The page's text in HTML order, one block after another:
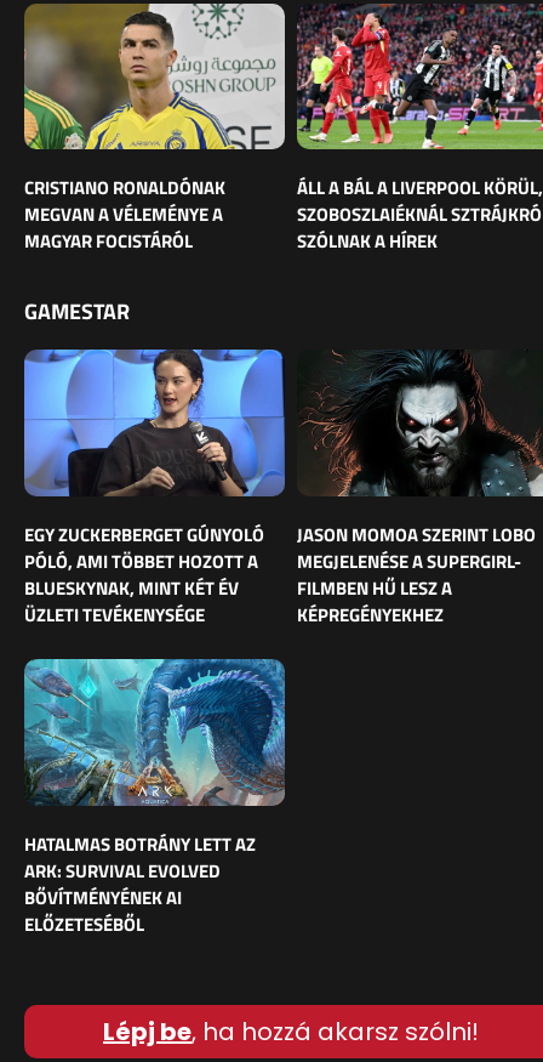
CRISTIANO RONALDÓNAK
MEGVAN A VÉLEMÉNYE A
MAGYAR FOCISTÁRÓL
ÁLL A BÁL A LIVERPOOL KÖRÜL,
SZOBOSZLAIÉKNÁL
SZÓLNAK A HÍREK
GAMESTAR
EGY ZUCKERBERGET GÚNYOLÓ
PÓLÓ, AMI TÖBBET HOZOTT A
BLUESKYNAK, MINT KÉT ÉV
ÜZLETI TEVÉKENYSÉGE
JASON MOMOA SZERINT LOBO
MEGJELENÉSE A SUPERGIRL-
FILMBEN HŰ LESZ A
KÉPREGÉNYEKHEZ
HATALMAS BOTRÁNY LETT AZ
ARK: SURVIVAL EVOLVED
BŐVÍTMÉNYÉNEK AI
ELŐZETESÉBŐL
Lépj be, ha hozzá akarsz szólni!